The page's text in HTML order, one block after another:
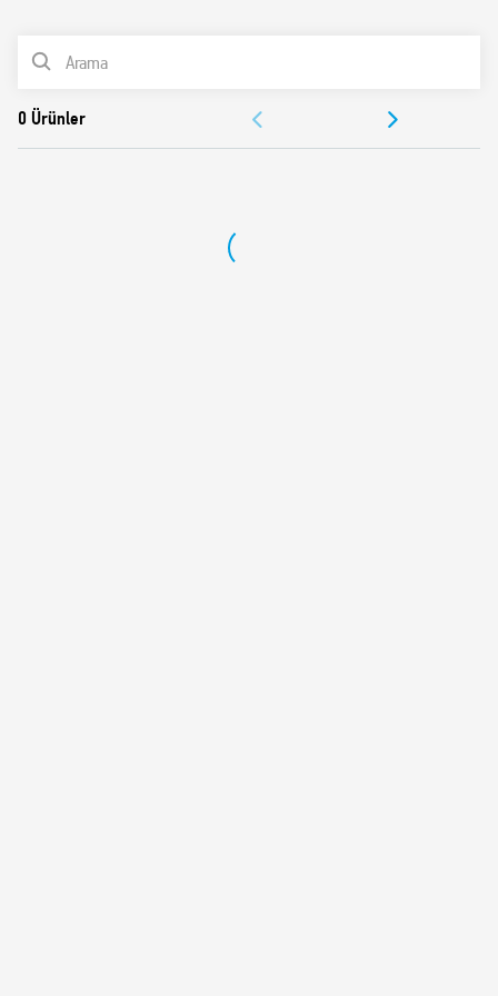
0 Ürünler